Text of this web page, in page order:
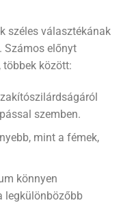
széles választékának
Számos előnyt
között:
szemben.
mint a fémek,
könnyen
legkülönbözőbb